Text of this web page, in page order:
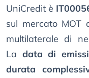
UniCredit è
sul mercato MOT
multilaterale di
La data di
durata